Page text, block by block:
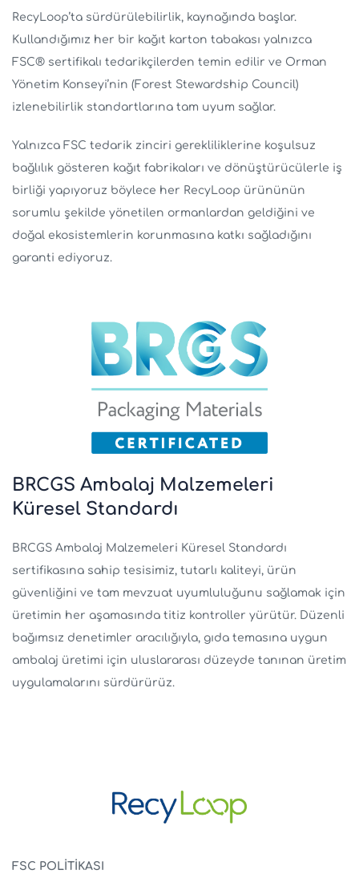
RecyLoop’ta sürdürülebilirlik, kaynağında başlar.
Kullandığımız her bir kağıt karton tabakası yalnızca
FSC® sertifikalı tedarikçilerden temin edilir ve Orman
Yönetim Konseyi’nin (Forest Stewardship Council)
izlenebilirlik standartlarına tam uyum sağlar.
Yalnızca FSC tedarik zinciri gerekliliklerine koşulsuz
bağlılık gösteren kağıt fabrikaları ve dönüştürücülerle iş
birliği yapıyoruz böylece her RecyLoop ürününün
sorumlu şekilde yönetilen ormanlardan geldiğini ve
doğal ekosistemlerin korunmasına katkı sağladığını
garanti ediyoruz.
BRCGS Ambalaj Malzemeleri
Küresel Standardı
BRCGS Ambalaj Malzemeleri Küresel Standardı
sertifikasına sahip tesisimiz, tutarlı kaliteyi, ürün
güvenliğini ve tam mevzuat uyumluluğunu sağlamak için
üretimin her aşamasında titiz kontroller yürütür. Düzenli
bağımsız denetimler aracılığıyla, gıda temasına uygun
ambalaj üretimi için uluslararası düzeyde tanınan üretim
uygulamalarını sürdürürüz.
FSC POLİTİKASI